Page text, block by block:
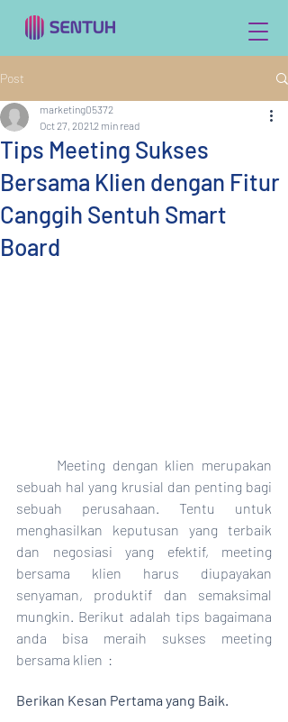
Post
Tips Meeting Sukses
Bersama Klien dengan Fitur
Canggih Sentuh Smart
Board
marketing05372
Oct 27, 20212 min read
sebuah hal yang krusial dan penting bagi
sebuah perusahaan. Tentu untuk
menghasilkan keputusan yang terbaik
dan negosiasi yang efektif, meeting
bersama klien harus diupayakan
senyaman, produktif dan semaksimal
mungkin. Berikut adalah tips bagaimana
anda bisa meraih sukses meeting
bersama klien  :
Berikan Kesan Pertama yang Baik.